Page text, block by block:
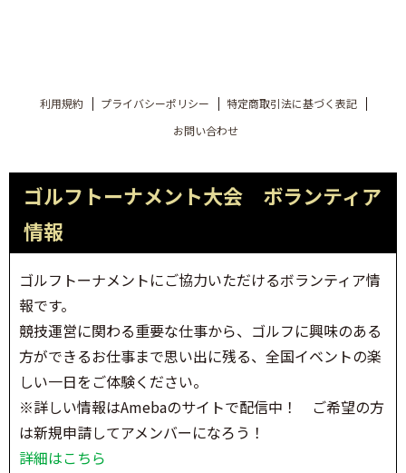
利用規約 プライバシーポリシー
特定商取引法に基づく表記
お問い合わせ
ゴルフトーナメント大会 ボランティア
情報
ゴルフトーナメントにご協力いただけるボランティア情
報です。
競技運営に関わる重要な仕事から、ゴルフに興味のある
方ができるお仕事まで思い出に残る、全国イベントの楽
しい一日をご体験ください。
※詳しい情報はAmebaのサイトで配信中！ ご希望の方
は新規申請してアメンバーになろう！
詳細はこちら